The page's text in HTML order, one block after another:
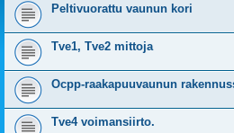
Peltivuorattu vaunun kori
Tve1, Tve2 mittoja
Ocpp-raakapuuvaunun
Tve4 voimansiirto.